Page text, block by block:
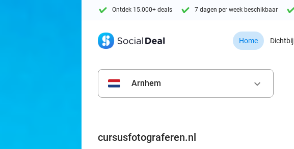
Ontdek 15.000+ deals 7 dagen per week beschikbaar
Home Dichtbij
Arnhem keyboard_arrow_down
cursusfotograferen.nl